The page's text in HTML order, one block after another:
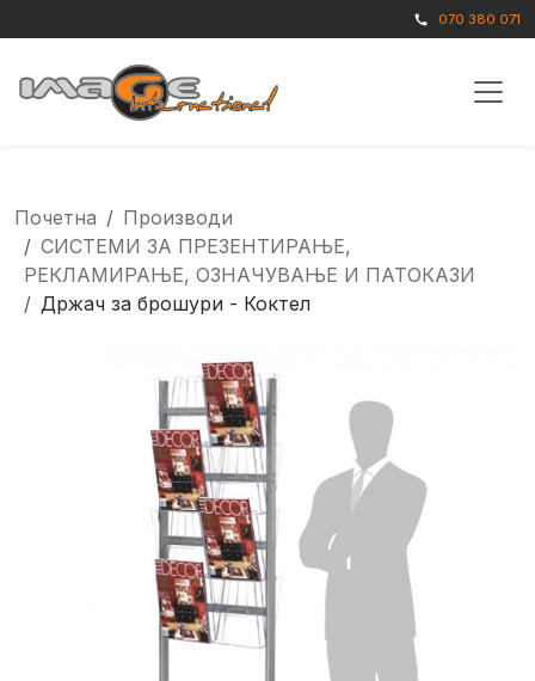
call 070 380 071
Почетна
Производи
СИСТЕМИ ЗА ПРЕЗЕНТИРАЊЕ,
РЕКЛАМИРАЊЕ, ОЗНАЧУВАЊЕ И ПАТОКАЗИ
Држач за брошури - Коктел